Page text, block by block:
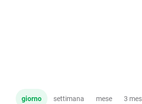
giorno settimana mese 3